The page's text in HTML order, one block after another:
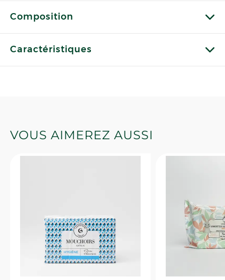
Composition
Caractéristiques
VOUS AIMEREZ AUSSI